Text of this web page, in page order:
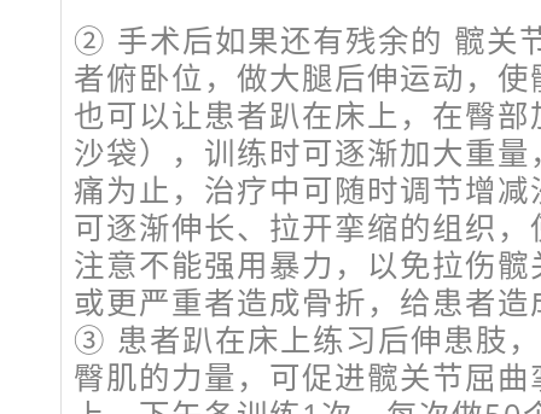
② 手术后如果还有残余的 髋关
者俯卧位，做大腿后伸运动，
也可以让患者趴在床上，在臀
沙袋），训练时可逐渐加大重
痛为止，治疗中可随时调节增
可逐渐伸长、拉开挛缩的组织
注意不能强用暴力，以免拉伤
或更严重者造成骨折，给患者
③ 患者趴在床上练习后伸患肢
臀肌的力量，可促进髋关节屈